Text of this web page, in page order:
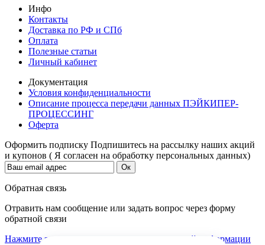
Инфо
Контакты
Доставка по РФ и СПб
Оплата
Полезные статьи
Личный кабинет
Документация
Условия конфиденциальности
Описание процесса передачи данных ПЭЙКИПЕР-
ПРОЦЕССИНГ
Оферта
Оформить подписку Подпишитесь на рассылку наших акций
и купонов ( Я согласен на обработку персональных данных)
Обратная связь
Отравить нам сообщение или задать вопрос через форму
обратной связи
Нажмите здесь для получения дополнительной информации